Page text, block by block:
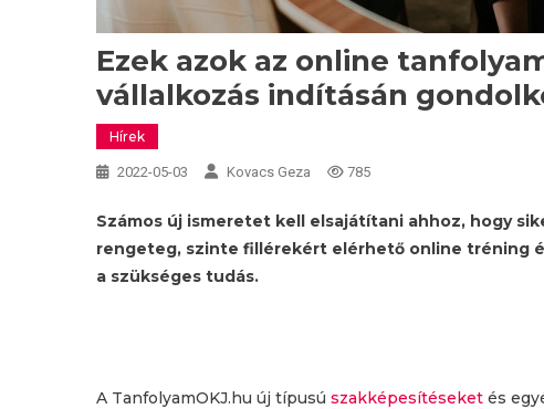
Ezek azok az online
vállalkozás indításán
Hírek
2022-05-03 Kovacs Geza 785
Számos új ismeretet kell elsajátítani ahhoz, hogy
rengeteg, szinte fillérekért elérhető online tréning
a szükséges tudás.
A TanfolyamOKJ.hu új típusú szakképesítéseket és